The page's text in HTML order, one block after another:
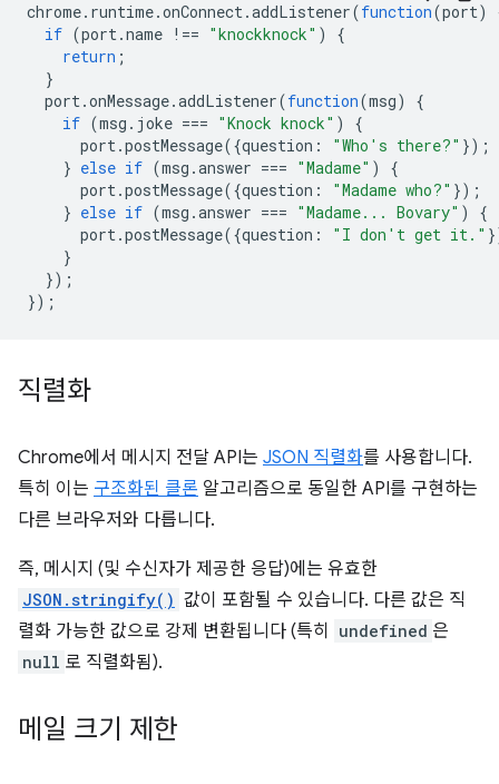
chrome. runtime.onConnect.addListener(function(port)
if (port.name !== "knockknock" )
{
return ;
}
port.onMessage.addListener(function(msg)
{
if (msg . joke === "Knock knock" )
{
port.postMessage({question : "Who's there?" });
} else if (msg .answer === "Madame" )
{
port.postMessage({question : "Madame who?" });
} else if (msg .answer === "Madame... Bovary" )
{
port.postMessage({question : "I don't get it."
}
});
});
직렬화
Chrome에서 메시지 전달 API는 JSON 직렬화를 사용합니다.
특히 이는 구조화된 클론 알고리즘으로 동일한 API를 구현하는
다른 브라우저와 다릅니다.
즉, 메시지 (및 수신자가 제공한 응답)에는 유효한
JSON.stringify() 값이 포함될 수 있습니다. 다른 값은 직
렬화 가능한 값으로 강제 변환됩니다 (특히
undefined 은
null 로 직렬화됨).
메일 크기 제한